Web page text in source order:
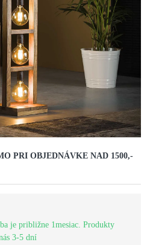
PRI OBJEDNÁVKE NAD 1500,-
je približne 1mesiac. Produkty
3-5 dní